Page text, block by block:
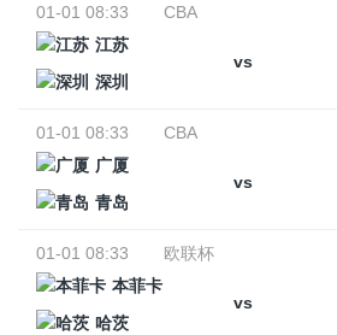
01-01 08:33
CBA
江苏
vs
深圳
01-01 08:33
CBA
广厦
vs
青岛
01-01 08:33
欧联杯
本菲卡
vs
哈茨